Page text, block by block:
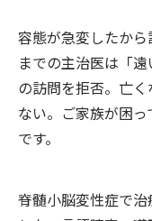
容態が急変したか
までの主治医は「
の訪問を拒否。亡
ない。ご家族が困
です。
脊髄小脳変性症で